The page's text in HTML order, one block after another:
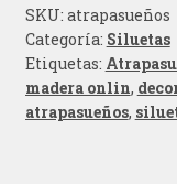
SKU: atrapasueños
Categoría: Siluetas
Etiquetas:
madera onlin,
atrapasueños,